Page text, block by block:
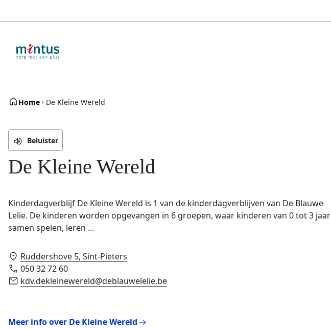
en
inhoud
Home De Kleine Wereld
Beluister
De Kleine Wereld
Kinderdagverblijf De Kleine Wereld is 1 van de kinderdagverblijven van De Blauwe
Lelie. De kinderen worden opgevangen in 6 groepen, waar kinderen van 0 tot 3 jaar
samen spelen, leren ...
Ruddershove 5, Sint-Pieters
050 32 72 60
kdv.dekleinewereld@deblauwelelie.be
Meer info over De Kleine Wereld